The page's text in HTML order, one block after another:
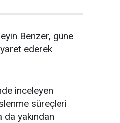
Benzer, güne
ederek
inceleyen
süreçleri
yakından